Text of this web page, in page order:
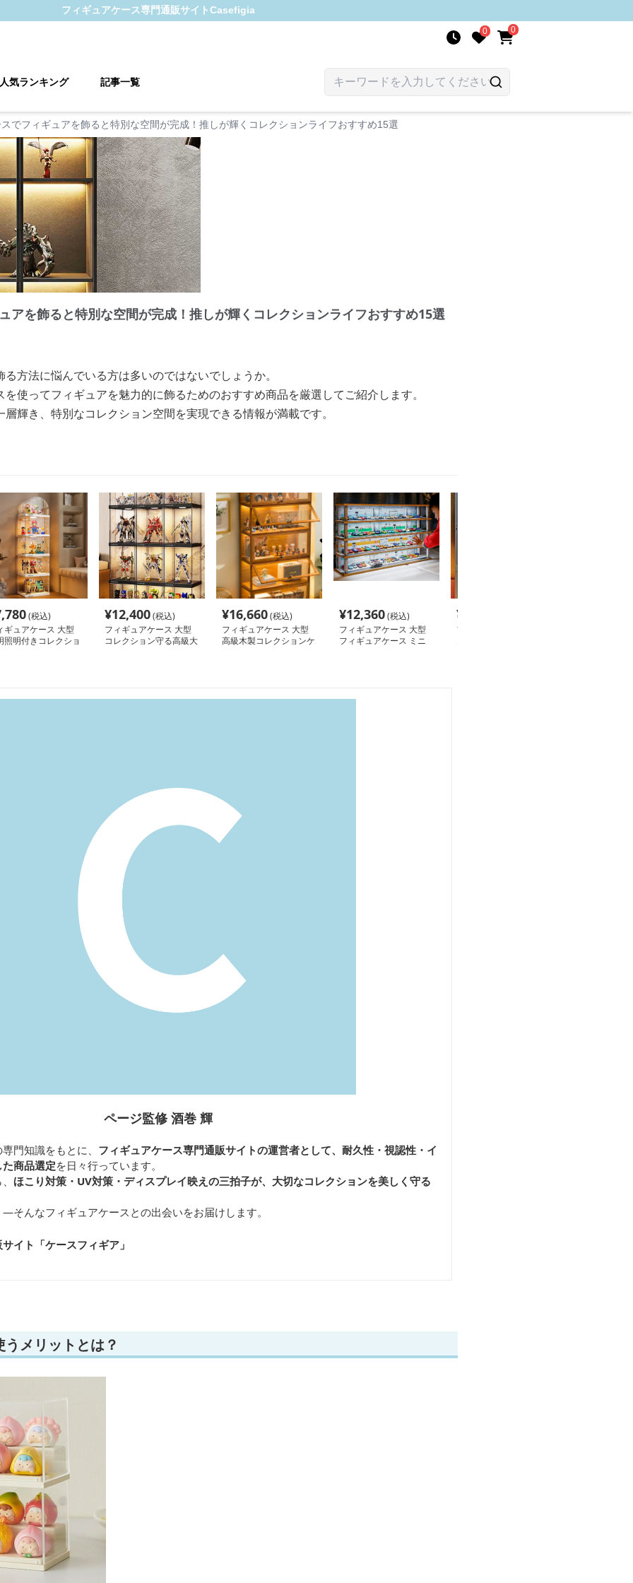
フィギュアケース専門通販サイトCasefigia
0 0
人気ランキング 記事一覧
でフィギュアを飾ると特別な空間が完成！推しが輝くコレクションライフおすすめ15選
アを飾ると特別な空間が完成！推しが輝くコレクションライフおすすめ15選
方法に悩んでいる方は多いのではないでしょうか。
使ってフィギュアを魅力的に飾るためのおすすめ商品を厳選してご紹介します。
輝き、特別なコレクション空間を実現できる情報が満載です。
(税込)
ギュアケース 大型
照明付きコレクショ
¥12,400(税込)
フィギュアケース 大型
コレクション守る高級大
¥16,660(税込)
フィギュアケース 大型
高級木製コレクションケ
¥12,360(税込)
フィギュアケース 大型
フィギュアケース ミニ
¥
フィギュアケース 大型
コレクション輝く多段式
ページ監修 酒巻 輝
門知識をもとに、 フィギュアケース専門通販サイトの運営者として、耐久性・視認性・イ
商品選定を日々行っています。
ほこり対策・UV対策・ディスプレイ映えの三拍子が、大切なコレクションを美しく守る
そんなフィギュアケースとの出会いをお届けします。
イト「ケースフィギア 」
メリットとは？